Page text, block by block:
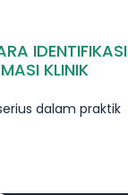
IDENTIFIKASI
KLINIK
dalam praktik